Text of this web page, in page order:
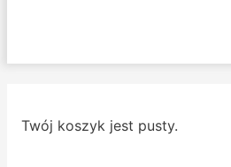
Twój koszyk jest pusty.